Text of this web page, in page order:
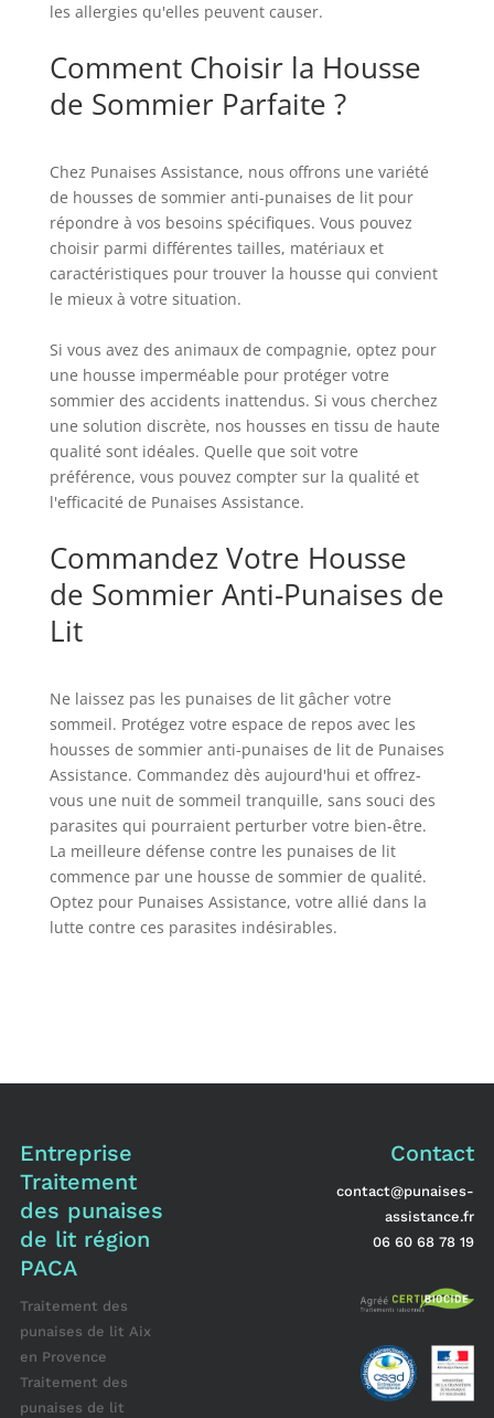
les allergies qu'elles peuvent causer.
Comment Choisir la Housse
de Sommier Parfaite ?
Chez Punaises Assistance, nous offrons une variété
de housses de sommier anti-punaises de lit pour
répondre à vos besoins spécifiques. Vous pouvez
choisir parmi différentes tailles, matériaux et
caractéristiques pour trouver la housse qui convient
le mieux à votre situation.
Si vous avez des animaux de compagnie, optez pour
une housse imperméable pour protéger votre
sommier des accidents inattendus. Si vous cherchez
une solution discrète, nos housses en tissu de haute
qualité sont idéales. Quelle que soit votre
préférence, vous pouvez compter sur la qualité et
l'efficacité de Punaises Assistance.
Commandez Votre Housse
de Sommier Anti-Punaises de
Lit
Ne laissez pas les punaises de lit gâcher votre
sommeil. Protégez votre espace de repos avec les
housses de sommier anti-punaises de lit de Punaises
Assistance. Commandez dès aujourd'hui et offrez-
vous une nuit de sommeil tranquille, sans souci des
parasites qui pourraient perturber votre bien-être.
La meilleure défense contre les punaises de lit
commence par une housse de sommier de qualité.
Optez pour Punaises Assistance, votre allié dans la
lutte contre ces parasites indésirables.
Entreprise
Traitement
des punaises
de lit région
PACA
Traitement des
punaises de lit Aix
en Provence
Traitement des
punaises de lit
Contact
contact@punaises-
assistance.fr
06 60 68 78 19